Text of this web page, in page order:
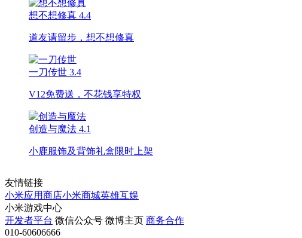
想不想修真 4.4
道友请留步，想不想修真
一刀传世 3.4
V12免费送，不花钱享特权
创造与魔法 4.1
小鹿服饰及背饰礼盒限时上架
友情链接
小米应用商店小米商城英雄互娱
小米游戏中心
开发者平台 微信公众号 微博主页 商务合作
010-60606666